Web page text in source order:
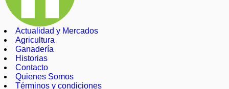
Actualidad y Mercados
Agricultura
Ganadería
Historias
Contacto
Quienes Somos
Términos y condiciones